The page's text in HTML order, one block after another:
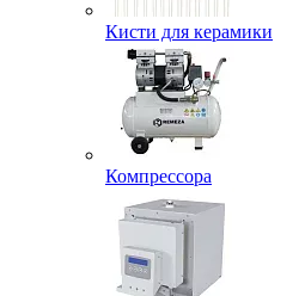
Кисти для керамики
Компрессора